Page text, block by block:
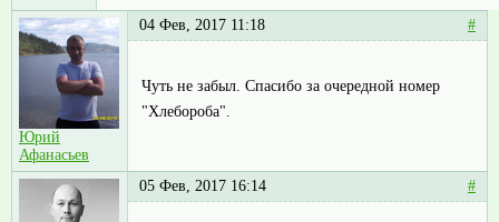
Юрий
Афанасьев
04 Фев, 2017 11:18 #
Чуть не забыл. Спасибо за очередной номер
"Хлебороба".
05 Фев, 2017 16:14 #